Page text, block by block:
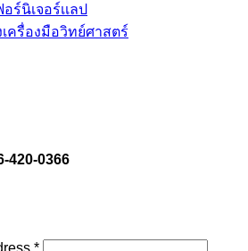
ร์นิเจอร์เเลป
ครื่องมือวิทย์ศาสตร์
420-0366